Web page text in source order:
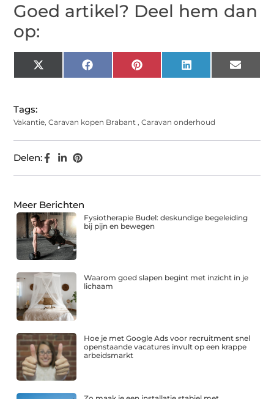
Goed artikel? Deel hem dan
op:
X
(Twitter)
Facebook Pinterest LinkedIn Email
Tags:
Vakantie,Caravan kopen Brabant ,Caravan onderhoud
Delen:
Meer Berichten
Fysiotherapie Budel: deskundige begeleiding
bij pijn en bewegen
Waarom goed slapen begint met inzicht in je
lichaam
Hoe je met Google Ads voor recruitment snel
openstaande vacatures invult op een krappe
arbeidsmarkt